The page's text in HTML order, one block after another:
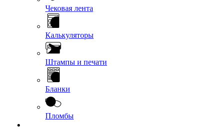
Чековая лента
Калькуляторы
Штампы и печати
Бланки
Пломбы